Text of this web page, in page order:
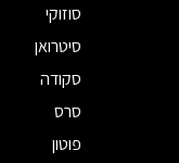
סוזוקי
סיטרואן
סקודה
סרס
פוטון